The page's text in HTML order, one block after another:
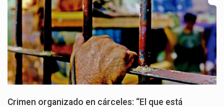
Crimen organizado en cárceles: “El que está